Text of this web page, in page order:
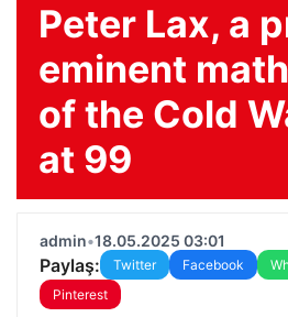
Peter Lax, a
eminent
of the Cold
at 99
admin•18.05.2025 03:01
Paylaş: Twitter Facebook
Pinterest